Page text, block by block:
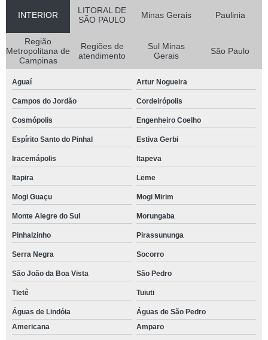
INTERIOR
LITORAL DE
SÃO PAULO
Minas Gerais Paulinia
Região
Metropolitana de
Campinas
Regiões de
atendimento
Sul Minas
Gerais
São Paulo
Aguaí Artur Nogueira
Campos do Jordão Cordeirópolis
Cosmópolis Engenheiro Coelho
Espírito Santo do Pinhal Estiva Gerbi
Iracemápolis Itapeva
Itapira Leme
Mogi Guaçu Mogi Mirim
Monte Alegre do Sul Morungaba
Pinhalzinho Pirassununga
Serra Negra Socorro
São João da Boa Vista São Pedro
Tietê Tuiuti
Águas de Lindóia
Águas de São Pedro
Americana
Amparo